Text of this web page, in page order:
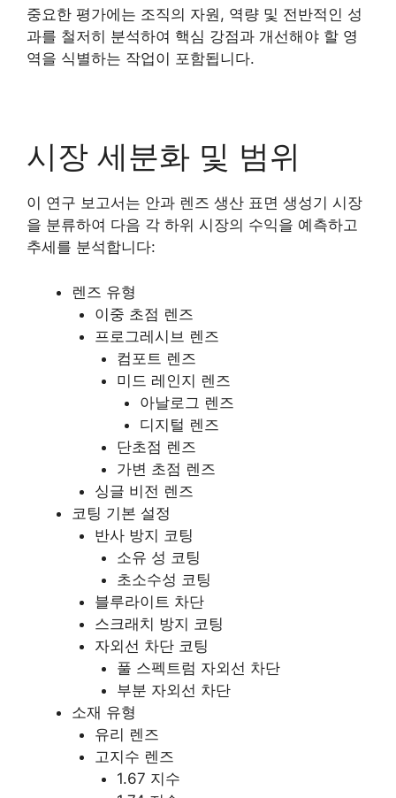
중요한 평가에는 조직의 자원, 역량 및 전반적인 성
과를 철저히 분석하여 핵심 강점과 개선해야 할 영
역을 식별하는 작업이 포함됩니다.
시장 세분화 및 범위
이 연구 보고서는 안과 렌즈 생산 표면 생성기 시장
을 분류하여 다음 각 하위 시장의 수익을 예측하고
추세를 분석합니다:
렌즈 유형
이중 초점 렌즈
프로그레시브 렌즈
컴포트 렌즈
미드 레인지 렌즈
아날로그 렌즈
디지털 렌즈
단초점 렌즈
가변 초점 렌즈
싱글 비전 렌즈
코팅 기본 설정
반사 방지 코팅
소유 성 코팅
초소수성 코팅
블루라이트 차단
스크래치 방지 코팅
자외선 차단 코팅
풀 스펙트럼 자외선 차단
부분 자외선 차단
소재 유형
유리 렌즈
고지수 렌즈
1.67 지수